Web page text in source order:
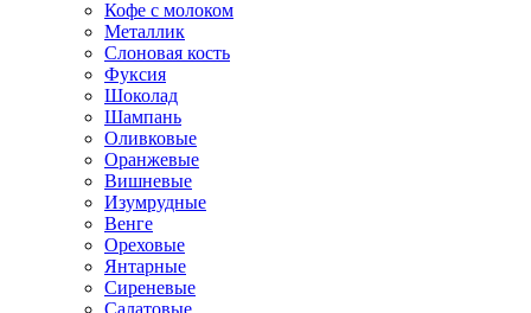
Кофе с молоком
Металлик
Слоновая кость
Фуксия
Шоколад
Шампань
Оливковые
Оранжевые
Вишневые
Изумрудные
Венге
Ореховые
Янтарные
Сиреневые
Салатовые